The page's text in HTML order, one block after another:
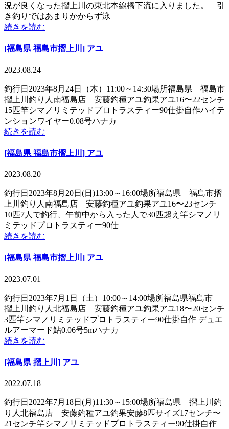
況が良くなった摺上川の東北本線橋下流に入りました。 引
き釣りではあまりかからず泳
続きを読む
[福島県 福島市摺上川] アユ
2023.08.24
釣行日2023年8月24日（木）11:00～14:30場所福島県 福島市
摺上川釣り人南福島店 安藤釣種アユ釣果アユ16〜22センチ
15匹竿シマノリミテッドプロトラスティー90仕掛自作ハイテ
ンションワイヤー0.08号ハナカ
続きを読む
[福島県 福島市摺上川] アユ
2023.08.20
釣行日2023年8月20日(日)13:00～16:00場所福島県 福島市摺
上川釣り人南福島店 安藤釣種アユ釣果アユ16〜23センチ
10匹7人で釣行、午前中から入った人で30匹超え竿シマノリ
ミテッドプロトラスティー90仕
続きを読む
[福島県 福島市摺上川] アユ
2023.07.01
釣行日2023年7月1日（土）10:00～14:00場所福島県福島市
摺上川釣り人北福島店 安藤釣種アユ釣果アユ18〜20センチ
3匹竿シマノリミテッドプロトラスティー90仕掛自作 デュエ
ルアーマード鮎0.06号5mハナカ
続きを読む
[福島県 摺上川] アユ
2022.07.18
釣行日2022年7月18日(月)11:30～15:00場所福島県 摺上川釣
り人北福島店 安藤釣種アユ釣果安藤8匹サイズ17センチ〜
21センチ竿シマノリミテッドプロトラスティー90仕掛自作